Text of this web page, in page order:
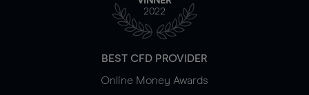
2022
BEST CFD PROVIDER
Online Money Awards